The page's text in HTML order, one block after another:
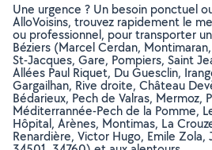
Une urgence ? Un besoin ponctuel
AlloVoisins, trouvez rapidement le
ou professionnel, pour transporter
Béziers (Marcel Cerdan,
St-Jacques, Gare, Pompiers, Saint
Allées Paul Riquet, Du Guesclin,
Gargailhan, Rive droite, Château
Bédarieux, Pech de Valras, Mermoz,
Méditerrannée-Pech de la Pomme,
Hôpital, Arènes, Montimas, La
Renardière, Victor Hugo, Emile Zola,